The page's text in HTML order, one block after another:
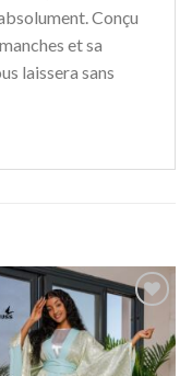
Conçu
et sa
laissera sans
Ajouter
à la liste
de